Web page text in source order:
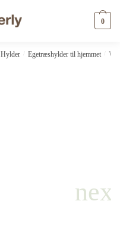
0
Hylder Egetræshylder til hjemmet